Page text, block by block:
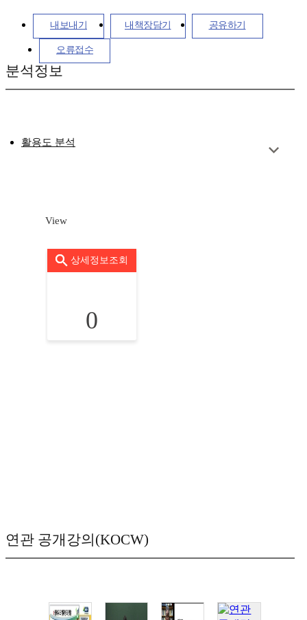
내보내기 내책장담기 공유하기
오류접수
분석정보
활용도 분석
View
상세정보조회
0
연관 공개강의(KOCW)